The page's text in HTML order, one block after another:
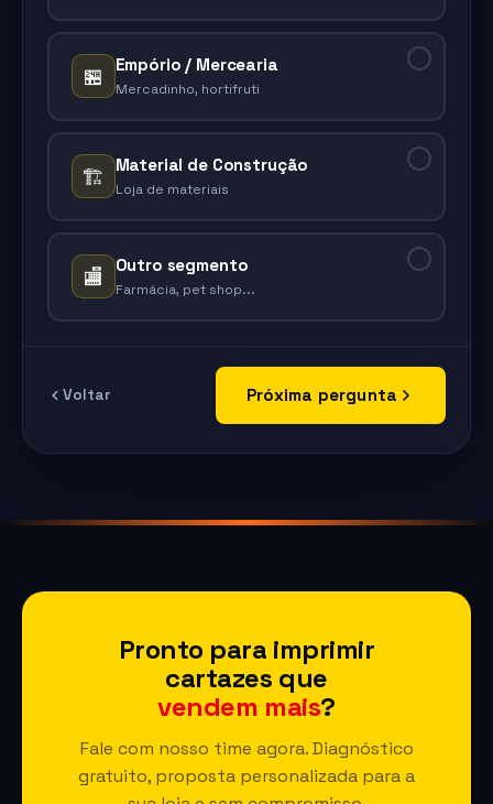
🏪 Empório / Mercearia
Mercadinho, hortifruti
🏗️ Material de Construção
Loja de materiais
🏬 Outro segmento
Farmácia, pet shop...
Voltar Próxima pergunta
Pronto para imprimir
cartazes que
vendem mais?
Fale com nosso time agora. Diagnóstico
gratuito, proposta personalizada para a